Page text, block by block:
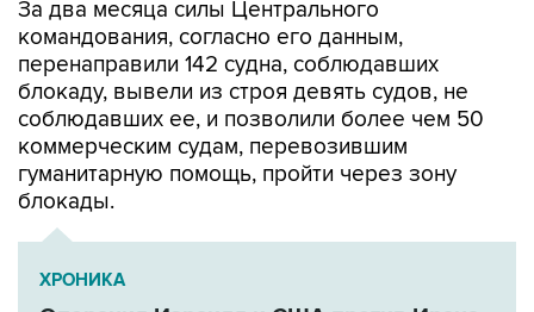
перенаправили 142 судна, соблюдавших
блокаду, вывели из строя девять судов, не
соблюдавших ее, и позволили более чем 50
коммерческим судам, перевозившим
гуманитарную помощь, пройти через зону
блокады.
ХРОНИКА
Операция Израиля и США против Ирана